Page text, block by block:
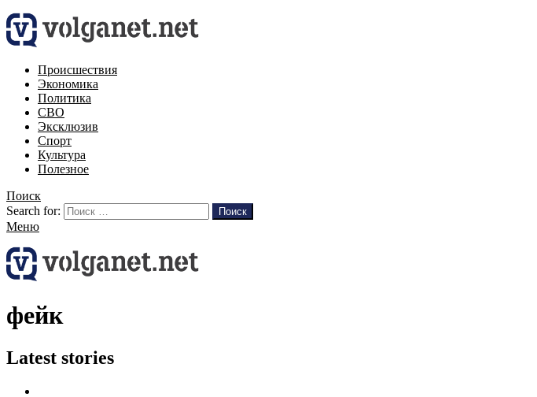
Происшествия
Экономика
Политика
СВО
Эксклюзив
Спорт
Культура
Полезное
Поиск
Search for:
Поиск
Меню
фейк
Latest stories